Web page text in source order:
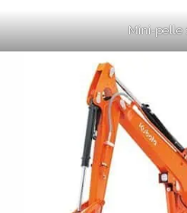
Mini-pelle